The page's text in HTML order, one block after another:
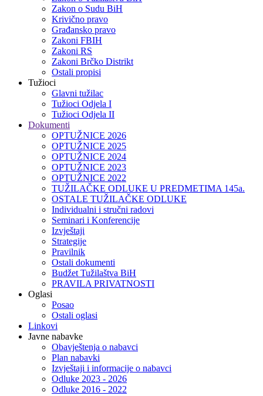
Zakon o Sudu BiH
Krivično pravo
Građansko pravo
Zakoni FBIH
Zakoni RS
Zakoni Brčko Distrikt
Ostali propisi
Tužioci
Glavni tužilac
Tužioci Odjela I
Tužioci Odjela II
Dokumenti
OPTUŽNICE 2026
OPTUŽNICE 2025
OPTUŽNICE 2024
OPTUŽNICE 2023
OPTUŽNICE 2022
TUŽILAČKE ODLUKE U PREDMETIMA 145a.
OSTALE TUŽILAČKE ODLUKE
Individualni i stručni radovi
Seminari i Konferencije
Izvještaji
Strategije
Pravilnik
Ostali dokumenti
Budžet Tužilaštva BiH
PRAVILA PRIVATNOSTI
Oglasi
Posao
Ostali oglasi
Linkovi
Javne nabavke
Obavještenja o nabavci
Plan nabavki
Izvještaji i informacije o nabavci
Odluke 2023 - 2026
Odluke 2016 - 2022